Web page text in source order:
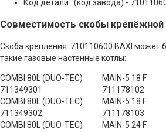
Код детали : (код завода) -
Совместимость скобы крепёжной
Скоба крепления 710110600 BAXI может
такие газовые настенные котлы:
COMBI 80L (DUO-TEC)
711349301
MAIN-5 18 F
711178102
COMBI 80L (DUO-TEC)
711349302
MAIN-5 18 F
711178103
COMBI 80L (DUO-TEC)
MAIN-5 24 F